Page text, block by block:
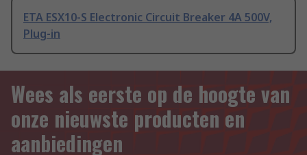
ETA ESX10-S Electronic Circuit Breaker 4A 500V,
Plug-in
Wees als eerste op de hoogte van
onze nieuwste producten en
aanbiedingen